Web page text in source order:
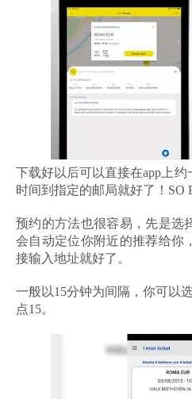
下载好以后可以直接在app上
时间到指定的邮局就好了！SO
预约的方法也很容易，先是选
会自动定位你附近的推荐给你
接输入地址就好了。
一般以15分钟为间隔，你可以
点15。